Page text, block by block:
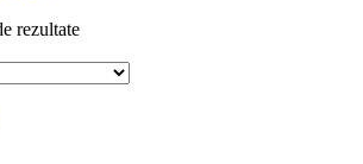
rezultate